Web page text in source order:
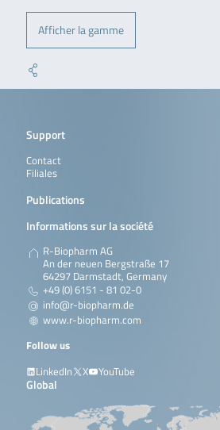
Afficher la gamme
Support
Contact
Filiales
Publications
Informations sur la société
R-Biopharm AG
An der neuen Bergstraße 17
64297 Darmstadt, Germany
+49 (0) 6151 - 81 02-0
info@r-biopharm.de
www.r-biopharm.com
Follow us
LinkedIn
X YouTube
Global